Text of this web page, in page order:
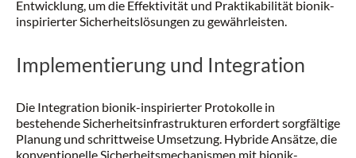
Entwicklung, um die Effektivität und Praktikabilität bionik-
inspirierter Sicherheitslösungen zu gewährleisten.
Implementierung und Integration
Die Integration bionik-inspirierter Protokolle in
bestehende Sicherheitsinfrastrukturen erfordert sorgfältige
Planung und schrittweise Umsetzung. Hybride Ansätze, die
konventionelle Sicherheitsmechanismen mit bionik-